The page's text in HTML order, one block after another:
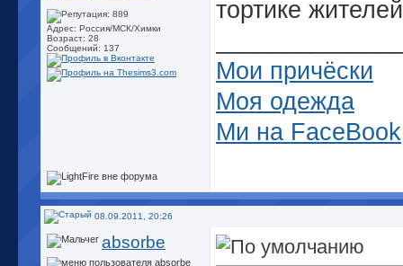
Адрес: Россия/МСК/Химки
Возраст: 28
Сообщений: 137
тортике
Мои причёски
Моя одежда
Ми на FaceBook
08.09.2011, 20:26
absorbe